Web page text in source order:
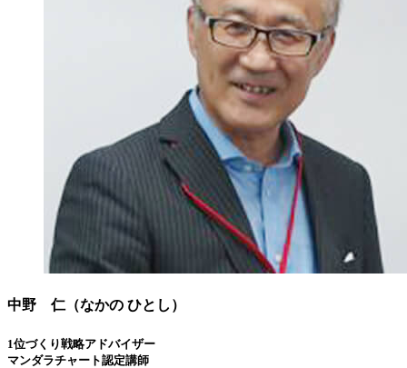
中野 仁（なかの ひとし）
1位づくり戦略アドバイザー
マンダラチャート認定講師